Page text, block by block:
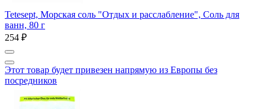
Tetesept, Морская соль "Отдых и расслабление", Соль для
ванн, 80 г
254 ₽
Этот товар будет привезен напрямую из Европы без
посредников